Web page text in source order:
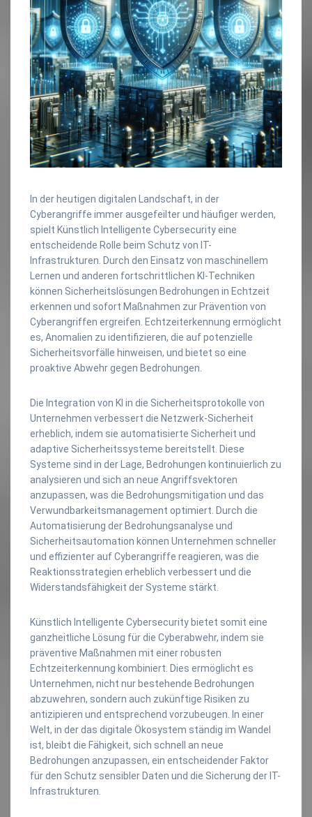
In der heutigen digitalen Landschaft, in der
Cyberangriffe immer ausgefeilter und häufiger werden,
spielt Künstlich Intelligente Cybersecurity eine
entscheidende Rolle beim Schutz von IT-
Infrastrukturen. Durch den Einsatz von maschinellem
Lernen und anderen fortschrittlichen KI-Techniken
können Sicherheitslösungen Bedrohungen in Echtzeit
erkennen und sofort Maßnahmen zur Prävention von
Cyberangriffen ergreifen. Echtzeiterkennung ermöglicht
es, Anomalien zu identifizieren, die auf potenzielle
Sicherheitsvorfälle hinweisen, und bietet so eine
proaktive Abwehr gegen Bedrohungen.
Die Integration von KI in die Sicherheitsprotokolle von
Unternehmen verbessert die Netzwerk-Sicherheit
erheblich, indem sie automatisierte Sicherheit und
adaptive Sicherheitssysteme bereitstellt. Diese
Systeme sind in der Lage, Bedrohungen kontinuierlich zu
analysieren und sich an neue Angriffsvektoren
anzupassen, was die Bedrohungsmitigation und das
Verwundbarkeitsmanagement optimiert. Durch die
Automatisierung der Bedrohungsanalyse und
Sicherheitsautomation können Unternehmen schneller
und effizienter auf Cyberangriffe reagieren, was die
Reaktionsstrategien erheblich verbessert und die
Widerstandsfähigkeit der Systeme stärkt.
Künstlich Intelligente Cybersecurity bietet somit eine
ganzheitliche Lösung für die Cyberabwehr, indem sie
präventive Maßnahmen mit einer robusten
Echtzeiterkennung kombiniert. Dies ermöglicht es
Unternehmen, nicht nur bestehende Bedrohungen
abzuwehren, sondern auch zukünftige Risiken zu
antizipieren und entsprechend vorzubeugen. In einer
Welt, in der das digitale Ökosystem ständig im Wandel
ist, bleibt die Fähigkeit, sich schnell an neue
Bedrohungen anzupassen, ein entscheidender Faktor
für den Schutz sensibler Daten und die Sicherung der IT-
Infrastrukturen.